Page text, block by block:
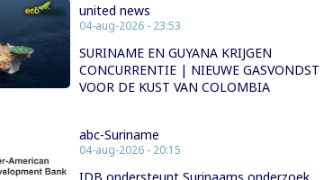
united news
04-aug-2026 - 23:53
SURINAME EN GUYANA KRIJGEN
CONCURRENTIE | NIEUWE GASVONDST
VOOR DE KUST VAN COLOMBIA
abc-Suriname
04-aug-2026 - 20:15
IDB ondersteunt Surinaams onderzoek